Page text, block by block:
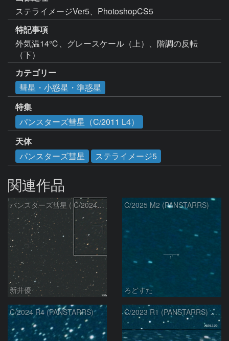
特記事項
外気温14℃、グレースケール（上）、階調の反転
（下）
カテゴリー
彗星・小惑星・準惑星
特集
パンスターズ彗星（C/2011 L4）
天体
パンスターズ彗星
ステライメージ5
関連作品
パンスターズ彗星 ( C/2024R4 )：2026/07/27
新井優
C/2025 M2 (PANSTARRS)
ろどすた
C/2024 R4 (PANSTARRS) C/2023 R1 (PANSTARRS) の変化